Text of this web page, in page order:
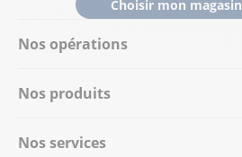
Nos opérations
Nos produits
Nos services
Choisir mon magasin